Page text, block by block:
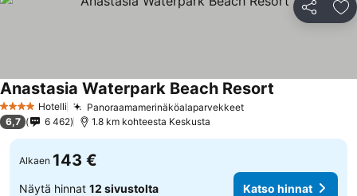
Jaa
4 Tähtiluokitus
Hotelli PanoraamamerinäköalaparvekkeetKatso hinnat
Anastasia Waterpark Beach Resort
6,7 6 462 1.8 km kohteesta Keskusta
Alkaen 143 €
Näytä hinnat 12 sivustolta Katso hinnat